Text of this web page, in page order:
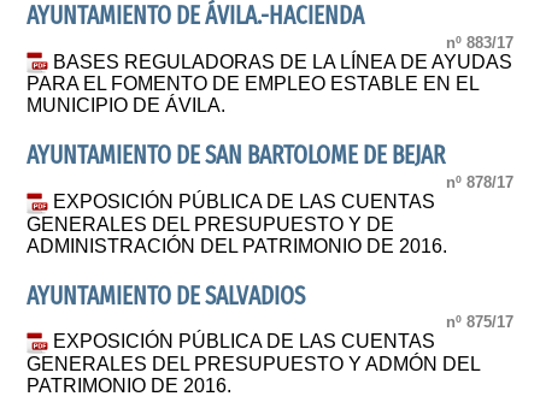
AYUNTAMIENTO DE ÁVILA.-HACIENDA
nº 883/17
BASES REGULADORAS DE LA LÍNEA DE AYUDAS
PARA EL FOMENTO DE EMPLEO ESTABLE EN EL
MUNICIPIO DE ÁVILA.
AYUNTAMIENTO DE SAN BARTOLOME DE BEJAR
nº 878/17
EXPOSICIÓN PÚBLICA DE LAS CUENTAS
GENERALES DEL PRESUPUESTO Y DE
ADMINISTRACIÓN DEL PATRIMONIO DE 2016.
AYUNTAMIENTO DE SALVADIOS
nº 875/17
EXPOSICIÓN PÚBLICA DE LAS CUENTAS
GENERALES DEL PRESUPUESTO Y ADMÓN DEL
PATRIMONIO DE 2016.